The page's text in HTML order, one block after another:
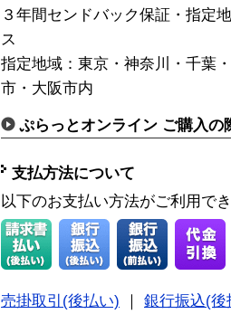
３年間センドバック保証・指定
ス
指定地域：東京・神奈川・千葉
市・大阪市内
ぷらっとオンライン ご購入の
支払方法について
以下のお支払い方法がご利用で
売掛取引(後払い)
銀行振込(後